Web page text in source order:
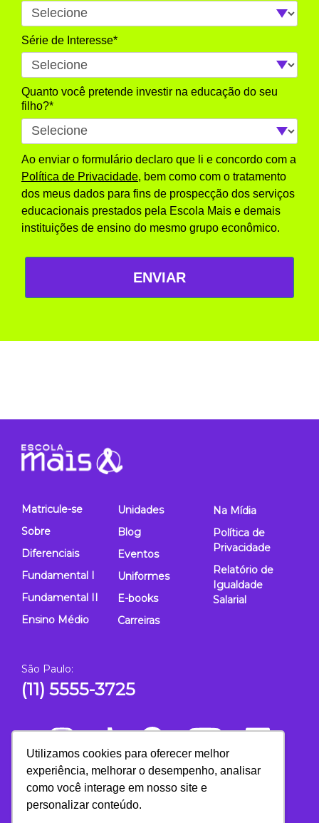
Utilizamos cookies para oferecer melhor
experiência, melhorar o desempenho, analisar
como você interage em nosso site e
personalizar conteúdo.
Série de Interesse*
Quanto você pretende investir na educação do seu
filho?*
Ao enviar o formulário declaro que li e concordo com a
Política de Privacidade, bem como com o tratamento
dos meus dados para fins de prospecção dos serviços
educacionais prestados pela Escola Mais e demais
instituições de ensino do mesmo grupo econômico.
ENVIAR
Matricule-se
Sobre
Diferenciais
Fundamental I
Fundamental II
Ensino Médio
Unidades
Blog
Eventos
Uniformes
E-books
Carreiras
Na Mídia
Política de
Privacidade
Relatório de
Igualdade
Salarial
São Paulo:
(11) 5555-3725